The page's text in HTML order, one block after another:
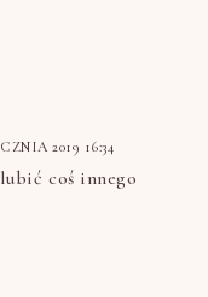
2019 16:34
coś innego